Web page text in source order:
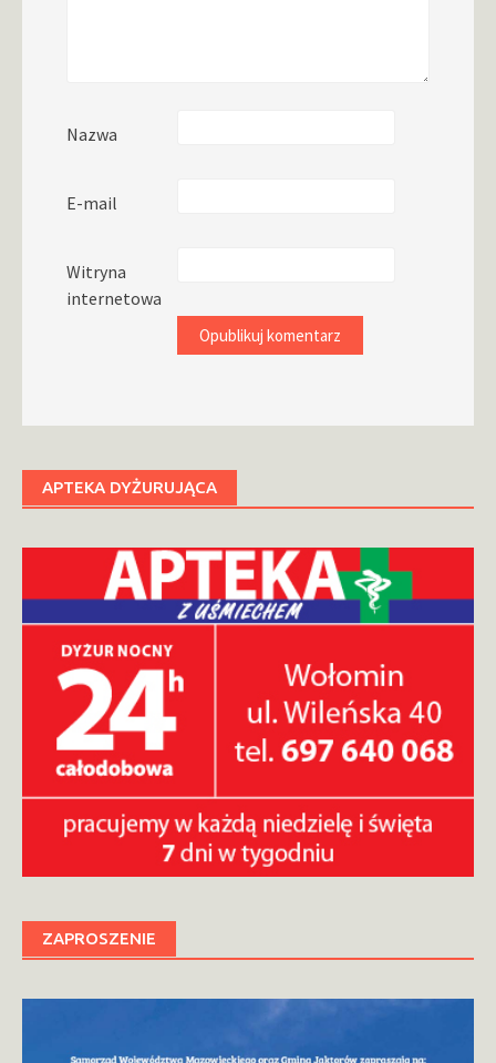
Nazwa
E-mail
Witryna
internetowa
APTEKA DYŻURUJĄCA
ZAPROSZENIE